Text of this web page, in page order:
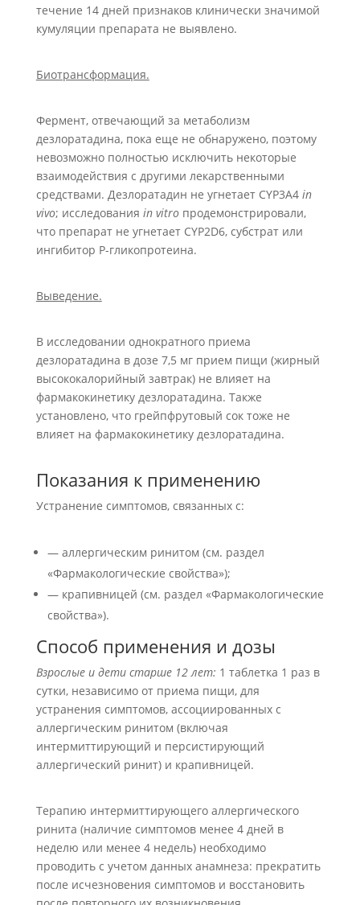
течение 14 дней признаков клинически значимой
кумуляции препарата не выявлено.
Биотрансформация.
Фермент, отвечающий за метаболизм
дезлоратадина, пока еще не обнаружено, поэтому
невозможно полностью исключить некоторые
взаимодействия с другими лекарственными
средствами. Дезлоратадин не угнетает CYP3A4 in
vivo; исследования in vitroпродемонстрировали,
что препарат не угнетает CYP2D6, субстрат или
ингибитор P-гликопротеина.
Выведение.
В исследовании однократного приема
дезлоратадина в дозе 7,5 мг прием пищи (жирный
высококалорийный завтрак) не влияет на
фармакокинетику дезлоратадина. Также
установлено, что грейпфрутовый сок тоже не
влияет на фармакокинетику дезлоратадина.
Показания к применению
Устранение симптомов, связанных с:
— аллергическим ринитом (см. раздел
«Фармакологические свойства»);
— крапивницей (см. раздел «Фармакологические
свойства»).
Способ применения и дозы
Взрослые и дети старше 12 лет: 1 таблетка 1 раз в
сутки, независимо от приема пищи, для
устранения симптомов, ассоциированных с
аллергическим ринитом (включая
интермиттирующий и персистирующий
аллергический ринит) и крапивницей.
Терапию интермиттирующего аллергического
ринита (наличие симптомов менее 4 дней в
неделю или менее 4 недель) необходимо
проводить с учетом данных анамнеза: прекратить
после исчезновения симптомов и восстановить